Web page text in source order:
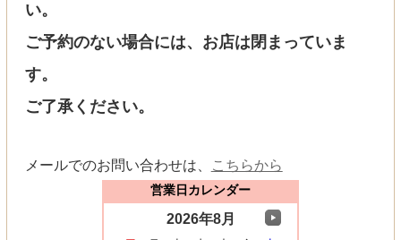
い。
ご予約のない場合には、お店は閉まっていま
す。
ご了承ください。
メールでのお問い合わせは、 こちらから